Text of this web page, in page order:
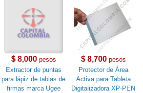
$ 8,000pesos
Extractor de puntas
para lápiz de tablas de
firmas marca Ugee
$ 8,700pesos
Protector de Área
Activa para Tableta
Digitalizadora XP-PEN